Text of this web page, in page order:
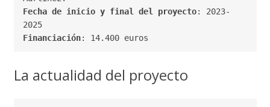
Fecha de inicio y final del proyecto: 2023-
2025
Financiación: 14.400 euros
La actualidad del proyecto